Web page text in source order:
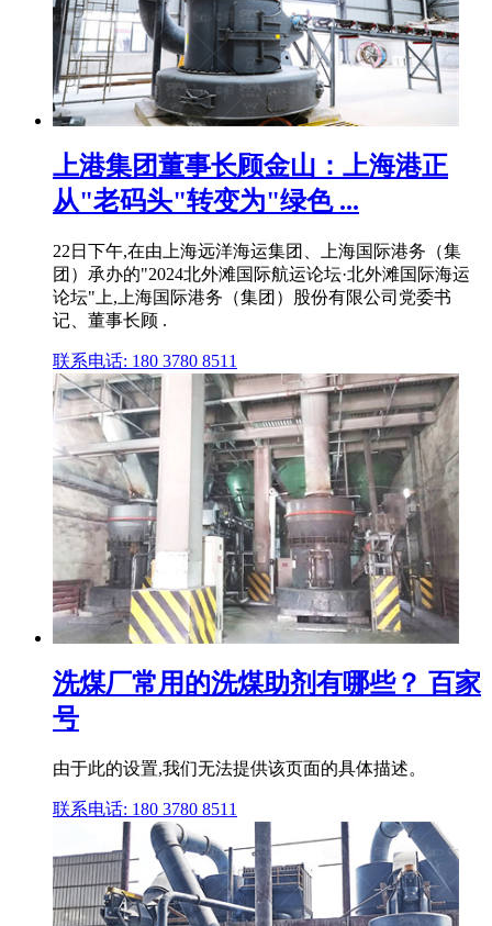
上港集团董事长顾金山：上海港正
从"老码头"转变为"绿色 ...
22日下午,在由上海远洋海运集团、上海国际港务（集
团）承办的"2024北外滩国际航运论坛·北外滩国际海运
论坛"上,上海国际港务（集团）股份有限公司党委书
记、董事长顾 .
联系电话: 180 3780 8511
洗煤厂常用的洗煤助剂有哪些？ 百家
号
由于此的设置,我们无法提供该页面的具体描述。
联系电话: 180 3780 8511